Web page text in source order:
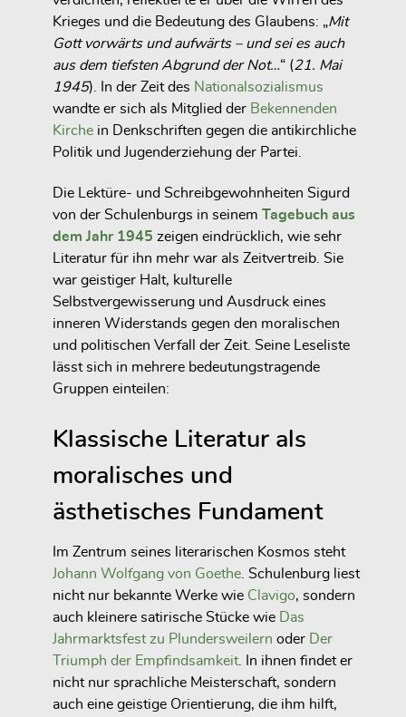
Krieges und die Bedeutung des Glaubens: „Mit
Gott vorwärts und aufwärts – und sei es auch
aus dem tiefsten Abgrund der Not…“ (21. Mai
1945). In der Zeit des Nationalsozialismus
wandte er sich als Mitglied der Bekennenden
Kirche in Denkschriften gegen die antikirchliche
Politik und Jugenderziehung der Partei.
Die Lektüre- und Schreibgewohnheiten Sigurd
von der Schulenburgs in seinem Tagebuch aus
dem Jahr 1945 zeigen eindrücklich, wie sehr
Literatur für ihn mehr war als Zeitvertreib. Sie
war geistiger Halt, kulturelle
Selbstvergewisserung und Ausdruck eines
inneren Widerstands gegen den moralischen
und politischen Verfall der Zeit. Seine Leseliste
lässt sich in mehrere bedeutungstragende
Gruppen einteilen:
Klassische Literatur als
moralisches und
ästhetisches Fundament
Im Zentrum seines literarischen Kosmos steht
Johann Wolfgang von Goethe . Schulenburg liest
nicht nur bekannte Werke wie Clavigo, sondern
auch kleinere satirische Stücke wie
Das
Jahrmarktsfest zu Plundersweilern oder
Der
Triumph der Empfindsamkeit. In ihnen findet er
nicht nur sprachliche Meisterschaft, sondern
auch eine geistige Orientierung, die ihm hilft,